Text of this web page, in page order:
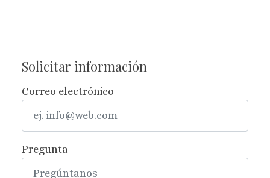
Solicitar información
Correo electrónico
Pregunta